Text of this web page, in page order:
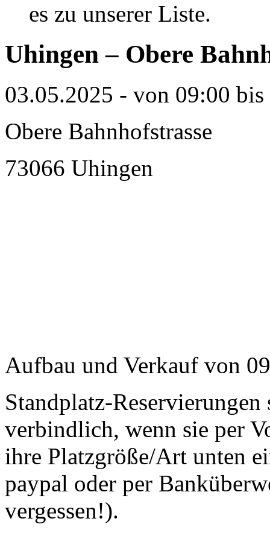
es zu unserer Liste.
Uhingen – Obere
03.05.2025 - von 09:00
Obere Bahnhofstrasse
73066 Uhingen
Aufbau und Verkauf von
Standplatz-
verbindlich, wenn sie per
ihre Platzgröße/Art unten
paypal oder per
vergessen!).